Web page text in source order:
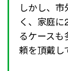
しかし、
く、家庭
るケース
頼を頂戴し